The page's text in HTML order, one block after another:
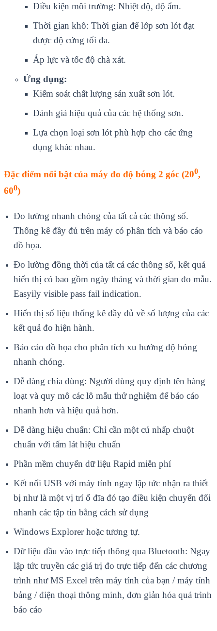
Điều kiện môi trường: Nhiệt độ, độ ẩm.
Thời gian khô: Thời gian để lớp sơn lót đạt
được độ cứng tối đa.
Áp lực và tốc độ chà xát.
Ứng dụng:
Kiểm soát chất lượng sản xuất sơn lót.
Đánh giá hiệu quả của các hệ thống sơn.
Lựa chọn loại sơn lót phù hợp cho các ứng
dụng khác nhau.
Đặc điểm nổi bật của máy đo độ bóng 2 góc (200,
600)
Đo lường nhanh chóng của tất cả các thông số.
Thống kê đầy đủ trên máy có phân tích và báo cáo
đồ họa.
Đo lường đồng thời của tất cả các thông số, kết quả
hiển thị có bao gồm ngày tháng và thời gian đo mẫu.
Easyily visible pass fail indication.
Hiển thị số liệu thống kê đầy đủ về số lượng của các
kết quả đo hiện hành.
Báo cáo đồ họa cho phân tích xu hướng độ bóng
nhanh chóng.
Dễ dàng chia dùng: Người dùng quy định tên hàng
loạt và quy mô các lô mẫu thử nghiệm để báo cáo
nhanh hơn và hiệu quả hơn.
Dễ dàng hiệu chuẩn: Chỉ cần một cú nhấp chuột
chuẩn với tấm lát hiệu chuẩn
Phần mềm chuyển dữ liệu Rapid miễn phí
Kết nối USB với máy tính ngay lập tức nhận ra thiết
bị như là một vị trí ổ đĩa đó tạo điều kiện chuyển đổi
nhanh các tập tin bằng cách sử dụng
Windows Explorer hoặc tương tự.
Dữ liệu đầu vào trực tiếp thông qua Bluetooth: Ngay
lập tức truyền các giá trị đo trực tiếp đến các chương
trình như MS Excel trên máy tính của bạn / máy tính
bảng / điện thoại thông minh, đơn giản hóa quá trình
báo cáo